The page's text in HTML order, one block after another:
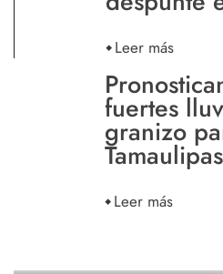
Leer más
fuertes
granizo
Tamaulipas
Leer más